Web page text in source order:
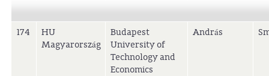
174
HU
Magyarország
Budapest
University of
Technology and
Economics
András